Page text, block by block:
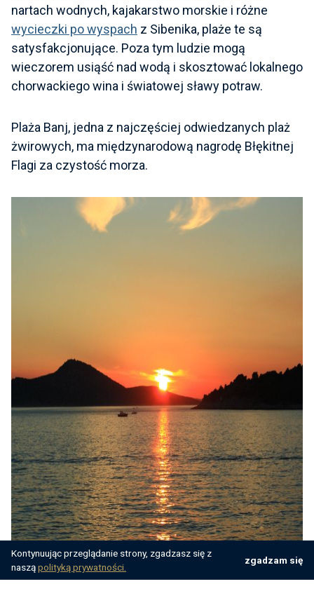
nartach wodnych, kajakarstwo morskie i różne
wycieczki po wyspach z Sibenika, plaże te są
satysfakcjonujące. Poza tym ludzie mogą
wieczorem usiąść nad wodą i skosztować lokalnego
chorwackiego wina i światowej sławy potraw.
Plaża Banj, jedna z najczęściej odwiedzanych plaż
żwirowych, ma międzynarodową nagrodę Błękitnej
Flagi za czystość morza.
Kontynuując przeglądanie strony, zgadzasz się z
nasząpolityką prywatności.
zgadzam się